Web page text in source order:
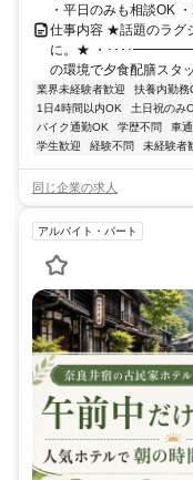
・平日のみも相談OK
仕事内容 ★話題のラグ
に。★ ・････
の環境で夕食配膳
業界未経験者歓迎 扶養内勤務
1日4時間以内OK
土日祝のみ
バイク通勤OK
学歴不問 車
学生歓迎
経験不問 未経験者
同じ企業の求人
アルバイト・パート